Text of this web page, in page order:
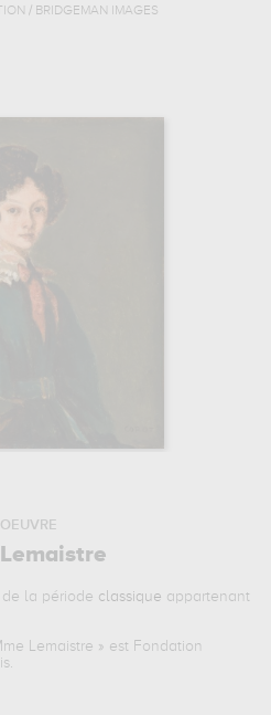
/ BRIDGEMAN IMAGES
de la période classique appartenant
Lemaistre » est Fondation